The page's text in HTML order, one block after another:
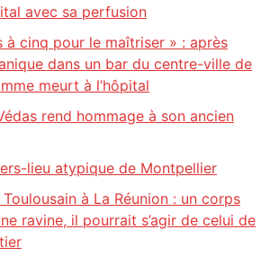
avec sa perfusion
à cinq pour le maîtriser » : après
dans un bar du centre-ville de
meurt à l’hôpital
rend hommage à son ancien
lieu atypique de Montpellier
Toulousain à La Réunion : un corps
ravine, il pourrait s’agir de celui de